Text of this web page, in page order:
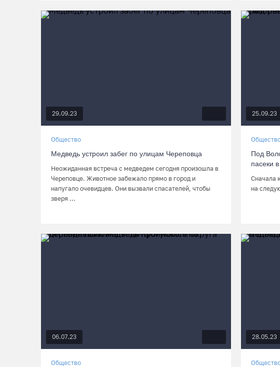
29.09.23
Общество
Медведь устроил забег по улицам Череповца
Неожиданная встреча с медведем сегодня произошла в
Череповце. Животное забежало прямо в город и
напугало очевидцев. Они вызвали спасателей, чтобы
зверя ...
25.09.23
Под
пасеки
Сначала
на
06.07.23
Общество
28.05.23